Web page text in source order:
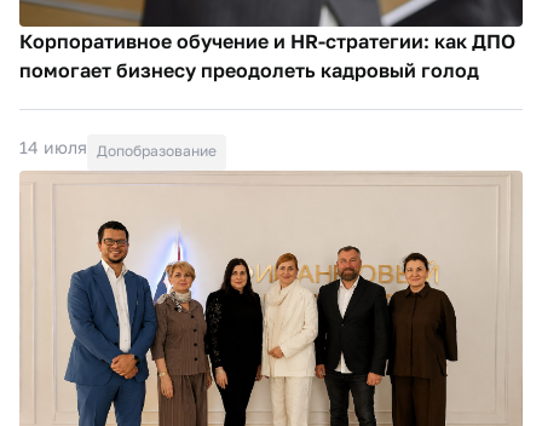
Корпоративное обучение и HR-стратегии: как ДПО
помогает бизнесу преодолеть кадровый голод
14 июля Допобразование